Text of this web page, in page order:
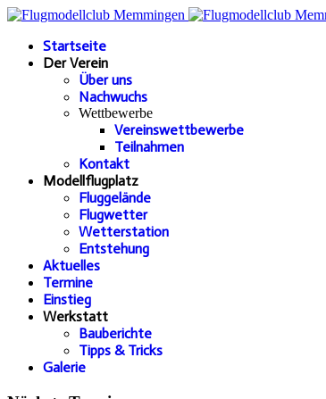
Startseite
Der Verein
Über uns
Nachwuchs
Wettbewerbe
Vereinswettbewerbe
Teilnahmen
Kontakt
Modellflugplatz
Fluggelände
Flugwetter
Wetterstation
Entstehung
Aktuelles
Termine
Einstieg
Werkstatt
Bauberichte
Tipps & Tricks
Galerie